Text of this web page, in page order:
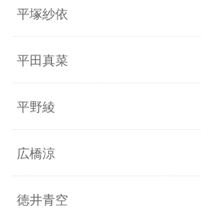
平塚紗依
平田真菜
平野綾
広橋涼
徳井青空